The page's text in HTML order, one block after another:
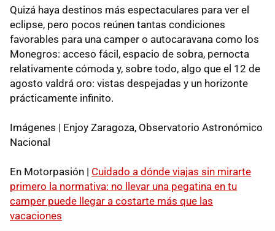
Quizá haya destinos más espectaculares para ver el
eclipse, pero pocos reúnen tantas condiciones
favorables para una camper o autocaravana como los
Monegros: acceso fácil, espacio de sobra, pernocta
relativamente cómoda y, sobre todo, algo que el 12 de
agosto valdrá oro: vistas despejadas y un horizonte
prácticamente infinito.
Imágenes | Enjoy Zaragoza, Observatorio Astronómico
Nacional
En Motorpasión | Cuidado a dónde viajas sin mirarte
primero la normativa: no llevar una pegatina en tu
camper puede llegar a costarte más que las
vacaciones